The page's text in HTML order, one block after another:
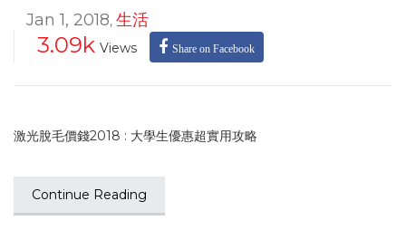
Jan 1, 2018, 生活
3.09k Views Share on Facebook
激光脫毛價錢2018 : 大學生優惠超實用攻略
Continue Reading